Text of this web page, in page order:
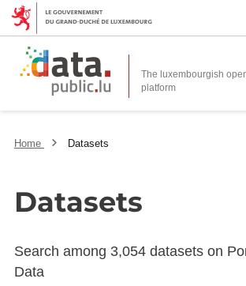
The luxembourgish
platform
Home Datasets
Datasets
Search among 3,054 datasets on
Data